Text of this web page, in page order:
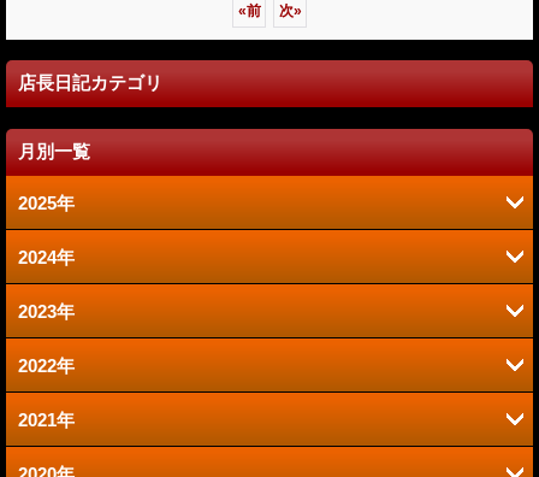
«前 次»
店長日記カテゴリ
月別一覧
2025年
6月 (2)
1月 (1)
2024年
9月 (2)
8月 (2)
2023年
6月 (1)
2022年
12月 (1)
2021年